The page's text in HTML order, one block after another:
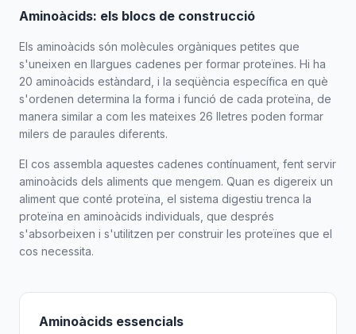
Aminoàcids: els blocs de construcció
Els aminoàcids són molècules orgàniques petites que
s'uneixen en llargues cadenes per formar proteïnes. Hi ha
20 aminoàcids estàndard, i la seqüència específica en què
s'ordenen determina la forma i funció de cada proteïna, de
manera similar a com les mateixes 26 lletres poden formar
milers de paraules diferents.
El cos assembla aquestes cadenes contínuament, fent servir
aminoàcids dels aliments que mengem. Quan es digereix un
aliment que conté proteïna, el sistema digestiu trenca la
proteïna en aminoàcids individuals, que després
s'absorbeixen i s'utilitzen per construir les proteïnes que el
cos necessita.
Aminoàcids essencials